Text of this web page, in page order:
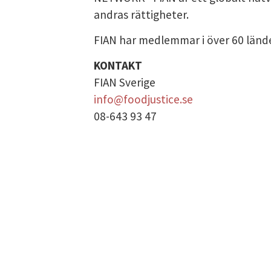
andras rättigheter.
FIAN har medlemmar i över 60
KONTAKT
FIAN Sverige
info@foodjustice.se
08-643 93 47